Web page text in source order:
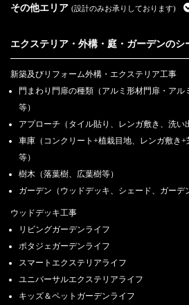
2022.3.29
ザ・シーズンの施工事例が『湘南スタイル
2022.3.15
「春の決算！外構とお庭の無料相談会」3/19
2022.3.1
「外構とお庭のリフォーム相談会」3/12（土
2022.2.1
「外構とお庭のリフォーム相談会」2/11(金）
2022.1.27
ザ・シーズン柏店移転リニューアルオープン
「外構とお庭のリフォーム相談会」1/15（土
その他エリア (設計のみお承りしております)
エクステリア・外構・庭・ガーデンのシ
新築及びリフォーム外構・エクステリア工事
門まわり門扉の種類（アルミ形材門扉・アル
等）
アプローチ（タイル貼り、レンガ敷き、洗い
車庫（コンクリート+植栽目地、レンガ敷き
等）
樹木（落葉樹、広葉樹等）
ガーデン（ウッドデッキ、シェード、ガーデ
ウッドデッキ工事
リビングガーデンライフ
ポタジェガーデンライフ
スマートエクステリアライフ
ユニバーサルエクステリアライフ
キッズ＆ペットガーデンライフ